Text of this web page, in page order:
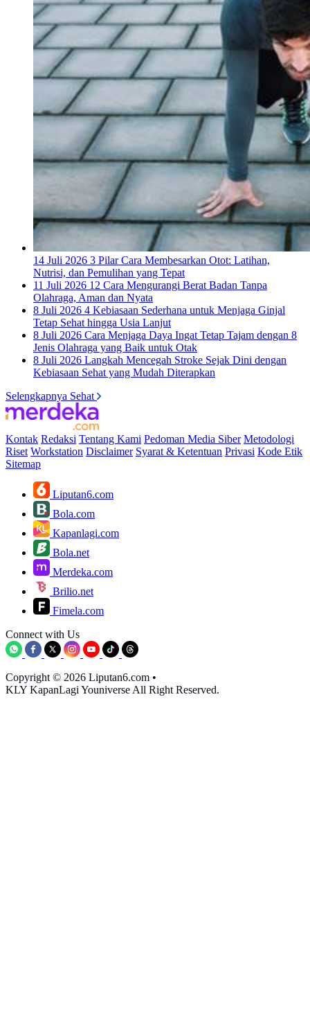
14 Juli 2026 3 Pilar Cara Membesarkan Otot: Latihan,
Nutrisi, dan Pemulihan yang Tepat
11 Juli 2026 12 Cara Mengurangi Berat Badan Tanpa
Olahraga, Aman dan Nyata
8 Juli 2026 4 Kebiasaan Sederhana untuk Menjaga Ginjal
Tetap Sehat hingga Usia Lanjut
8 Juli 2026 Cara Menjaga Daya Ingat Tetap Tajam dengan 8
Jenis Olahraga yang Baik untuk Otak
8 Juli 2026 Langkah Mencegah Stroke Sejak Dini dengan
Kebiasaan Sehat yang Mudah Diterapkan
Selengkapnya Sehat
Kontak Redaksi Tentang Kami Pedoman Media Siber Metodologi
Riset Workstation Disclaimer Syarat & Ketentuan Privasi Kode Etik
Sitemap
Liputan6.com
Bola.com
Kapanlagi.com
Bola.net
Merdeka.com
Brilio.net
Fimela.com
Connect with Us
Copyright © 2026 Liputan6.com •
KLY KapanLagi Youniverse All Right Reserved.